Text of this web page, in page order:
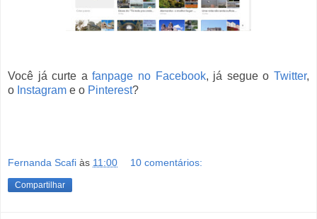
Você já curte afanpage no Facebook, já segue oTwitter,
o Instagram e o Pinterest?
Fernanda Scafi às 11:00 10 comentários:
Compartilhar